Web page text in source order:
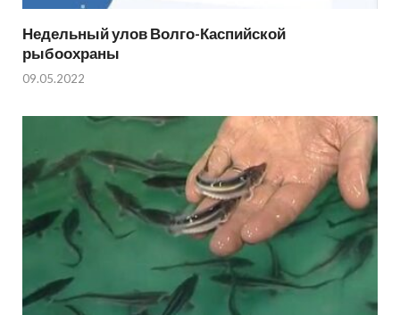
Недельный улов Волго-Каспийской
рыбоохраны
09.05.2022